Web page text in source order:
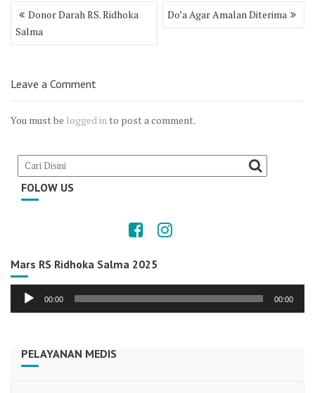
Post
navigation
Donor Darah RS. Ridhoka
Salma
Do’a Agar Amalan Diterima
Leave a Comment
You must be logged in to post a comment.
FOLOW US
Mars RS Ridhoka Salma 2025
Audio
00:00 00:00
PELAYANAN MEDIS